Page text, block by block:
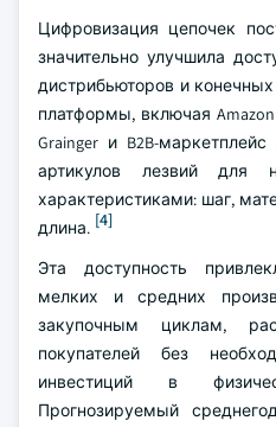
Цифровизация цепочек
значительно улучшила
дистрибьюторов и
платформы, включая
Grainger и B2B-
артикулов лезвий для
характеристиками: шаг,
длина. [4]
Эта доступность
мелких и средних
закупочным циклам,
покупателей без
инвестиций в
Прогнозируемый